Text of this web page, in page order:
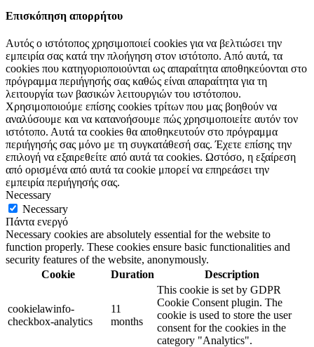
Επισκόπηση απορρήτου
Αυτός ο ιστότοπος χρησιμοποιεί cookies για να βελτιώσει την
εμπειρία σας κατά την πλοήγηση στον ιστότοπο. Από αυτά, τα
cookies που κατηγοριοποιούνται ως απαραίτητα αποθηκεύονται στο
πρόγραμμα περιήγησής σας καθώς είναι απαραίτητα για τη
λειτουργία των βασικών λειτουργιών του ιστότοπου.
Χρησιμοποιούμε επίσης cookies τρίτων που μας βοηθούν να
αναλύσουμε και να κατανοήσουμε πώς χρησιμοποιείτε αυτόν τον
ιστότοπο. Αυτά τα cookies θα αποθηκευτούν στο πρόγραμμα
περιήγησής σας μόνο με τη συγκατάθεσή σας. Έχετε επίσης την
επιλογή να εξαιρεθείτε από αυτά τα cookies. Ωστόσο, η εξαίρεση
από ορισμένα από αυτά τα cookie μπορεί να επηρεάσει την
εμπειρία περιήγησής σας.
Necessary
Necessary
Πάντα ενεργό
Necessary cookies are absolutely essential for the website to
function properly. These cookies ensure basic functionalities and
security features of the website, anonymously.
Cookie
Duration Description
cookielawinfo-
checkbox-analytics
11
months
This cookie is set by GDPR
Cookie Consent plugin. The
cookie is used to store the user
consent for the cookies in the
category "Analytics".